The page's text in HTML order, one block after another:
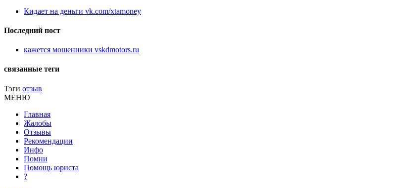
Кидает на деньги vk.com/xtamoney
Последний пост
кажется мошенники vskdmotors.ru
связанные теги
Тэги отзыв
МЕНЮ
Главная
Жалобы
Отзывы
Рекомендации
Инфо
Помни
Помощь юриста
?